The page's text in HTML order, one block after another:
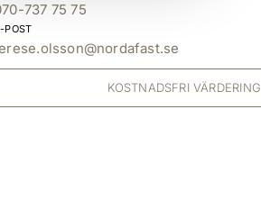
737 75 75
POST
KOSTNADSFRI VÄRDERING